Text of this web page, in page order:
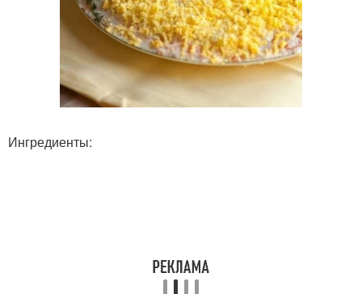
Ингредиенты: